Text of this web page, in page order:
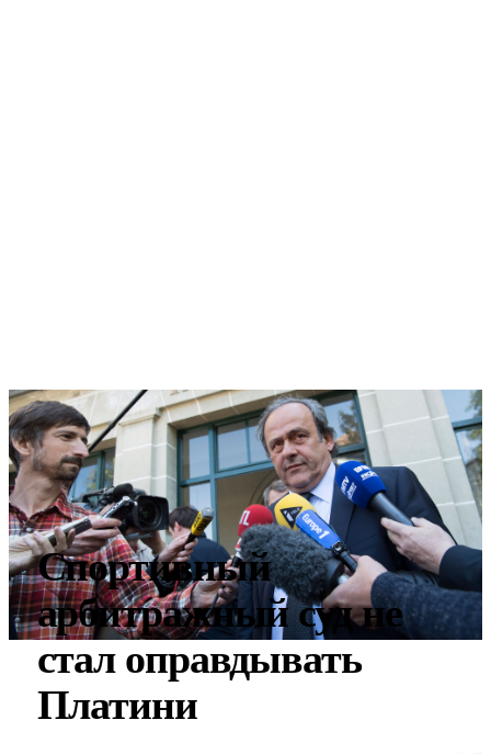
Спортивный
арбитражный суд не
стал оправдывать
Платини